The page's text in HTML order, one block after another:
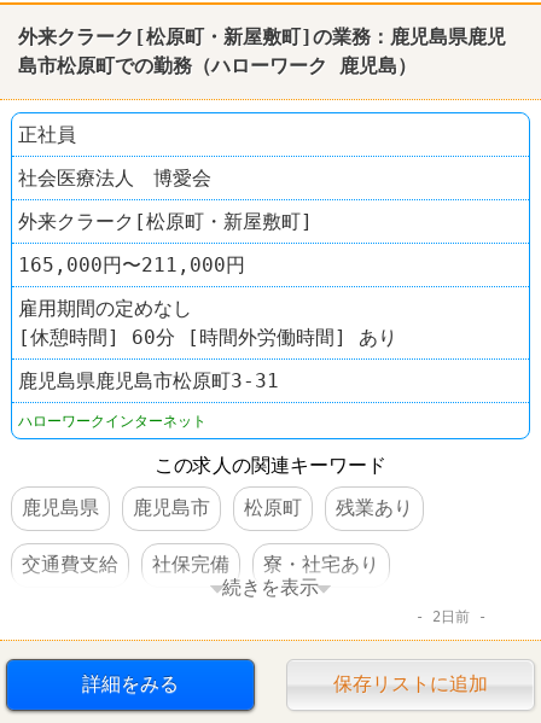
外来クラーク[松原町・新屋敷町]の業務： 鹿児島県鹿児
島市松原町での勤務（ハローワーク 鹿児島）
正社員
社会医療法人 博愛会
外来クラーク[松原町・新屋敷町]
165,000円〜211,000円
雇用期間の定めなし
[休憩時間] 60分 [時間外労働時間] あり
鹿児島県鹿児島市松原町3-31
ハローワークインターネット
この求人の関連キーワード
鹿児島県
鹿児島市 松原町 残業あり
交通費支給 社保完備 寮・社宅あり
転勤なし
続きを表示
2日前
詳細をみる 保存リストに追加